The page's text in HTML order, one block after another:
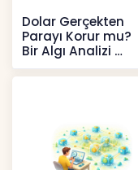
Dolar Gerçekten
Parayı Korur mu?
Bir Algı Analizi
İçerikler